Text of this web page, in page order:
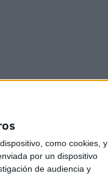
como cookies, y
por un dispositivo
de audiencia y